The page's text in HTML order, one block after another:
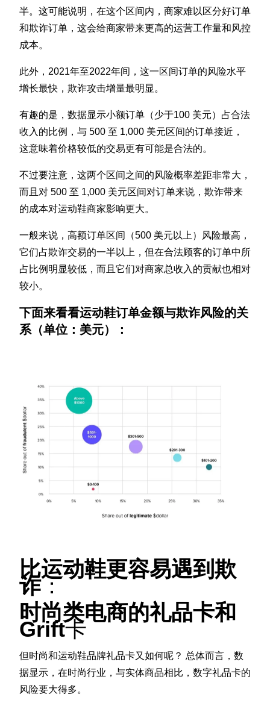
半。这可能说明，在这个区间内，商家难以区分好订单
和欺诈订单，这会给商家带来更高的运营工作量和风控
成本。
此外，2021年至2022年间，这一区间订单的风险水平
增长最快，欺诈攻击增量最明显。
有趣的是，数据显示小额订单（少于100 美元）占合法
收入的比例，与 500 至 1,000 美元区间的订单接近，
这意味着价格较低的交易更有可能是合法的。
不过要注意，这两个区间之间的风险概率差距非常大，
而且对 500 至 1,000 美元区间对订单来说，欺诈带来
的成本对运动鞋商家影响更大。
一般来说，高额订单区间（500 美元以上）风险最高，
它们占欺诈交易的一半以上，但在合法顾客的订单中所
占比例明显较低，而且它们对商家总收入的贡献也相对
较小。
下面来看看运动鞋订单金额与欺诈风险的关
系（单位：美元）：
比运动鞋更容易遇到欺
诈：
时尚类电商的礼品卡和
Grift卡
但时尚和运动鞋品牌礼品卡又如何呢？ 总体而言，数
据显示，在时尚行业，与实体商品相比，数字礼品卡的
风险要大得多。